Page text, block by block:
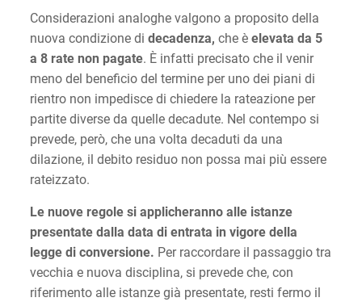
Considerazioni analoghe valgono a proposito della
nuova condizione di decadenza, che è elevata da 5
a 8 rate non pagate. È infatti precisato che il venir
meno del beneficio del termine per uno dei piani di
rientro non impedisce di chiedere la rateazione per
partite diverse da quelle decadute. Nel contempo si
prevede, però, che una volta decaduti da una
dilazione, il debito residuo non possa mai più essere
rateizzato.
Le nuove regole si applicheranno alle istanze
presentate dalla data di entrata in vigore della
legge di conversione. Per raccordare il passaggio tra
vecchia e nuova disciplina, si prevede che, con
riferimento alle istanze già presentate, resti fermo il